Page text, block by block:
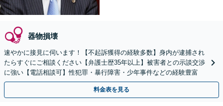
器物損壊
速やかに接見に伺います！【不起訴獲得の経験多数】身内が逮捕され
たらすぐにご相談ください【弁護士歴35年以上】被害者との示談交渉
に強い【電話相談可】性犯罪・暴行障害・少年事件などの経験豊富
料金表を見る